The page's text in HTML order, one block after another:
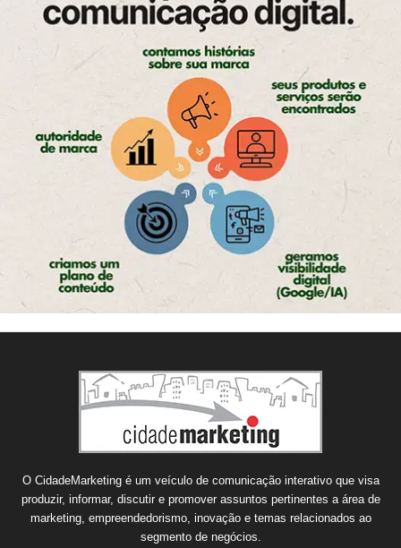
O CidadeMarketing é um veículo de comunicação interativo que visa
produzir, informar, discutir e promover assuntos pertinentes a área de
marketing, empreendedorismo, inovação e temas relacionados ao
segmento de negócios.